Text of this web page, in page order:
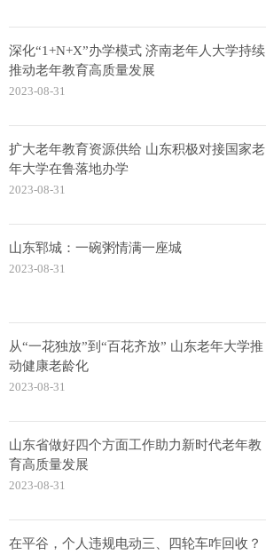
深化“1+N+X”办学模式 济南老年人大学持续
推动老年教育高质量发展
2023-08-31
扩大老年教育资源供给 山东积极对接国家老
年大学在鲁落地办学
2023-08-31
山东郓城：一碗粥情满一座城
2023-08-31
从“一花独放”到“百花齐放” 山东老年大学推
动健康老龄化
2023-08-31
山东省做好四个方面工作助力新时代老年教
育高质量发展
2023-08-31
在平谷，个人违规电动三、四轮车咋回收？